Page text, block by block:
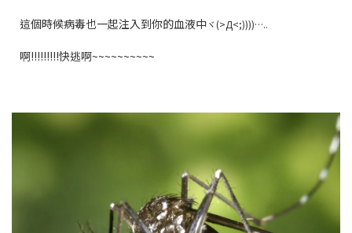
這個時候病毒也一起注入到你的血液中ヾ(>Д<;))))…..
啊!!!!!!!!!快逃啊~~~~~~~~~~